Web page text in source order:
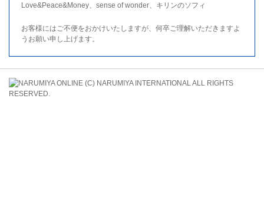
Love&Peace&Money、sense of wonder、キリンのソフィ
お客様にはご不便をおかけいたしますが、何卒ご理解いただきますよ
うお願い申し上げます。